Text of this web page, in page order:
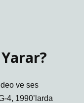
ve ses
4, 1990’larda